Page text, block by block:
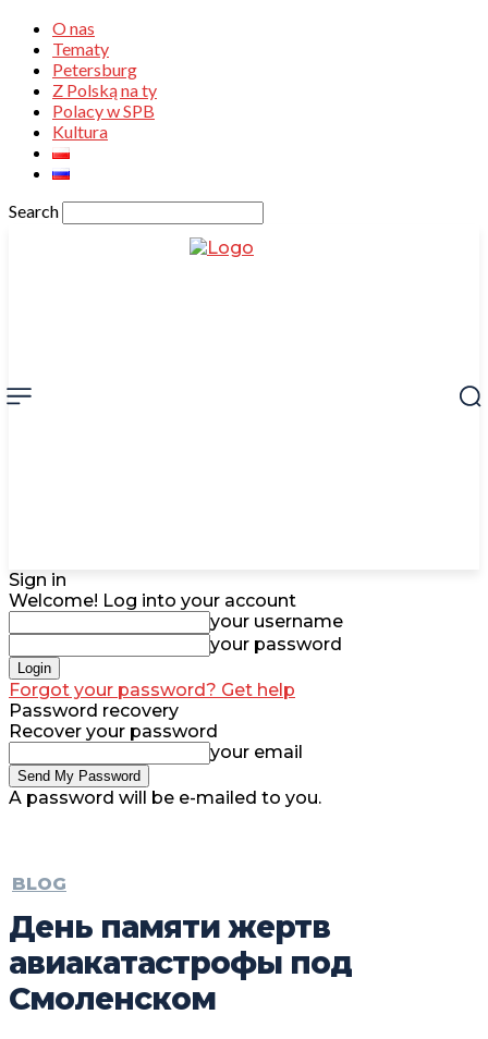
O nas
Tematy
Petersburg
Z Polską na ty
Polacy w SPB
Kultura
Search
Sign in
Welcome! Log into your account
your username
your password
Forgot your password? Get help
Password recovery
Recover your password
your email
A password will be e-mailed to you.
BLOG
День памяти жертв
авиакатастрофы под
Смоленском